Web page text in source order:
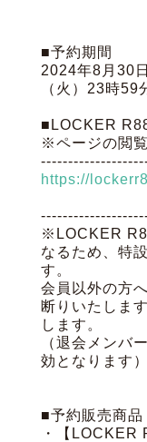
■予約期間
2024年8月30
（火）23時59
■LOCKER
※ページの閲
https://
※LOCKER
なるため、特
す。
会員以外の方
断りいたしま
します。
（退会メンバ
効となります）
■予約販売商品
・【LOCKER